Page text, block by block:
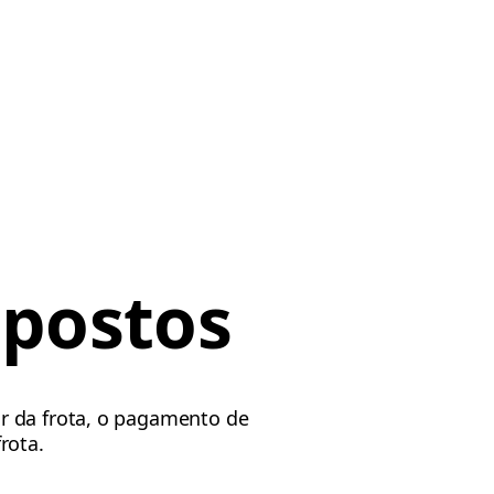
da frota, o pagamento de